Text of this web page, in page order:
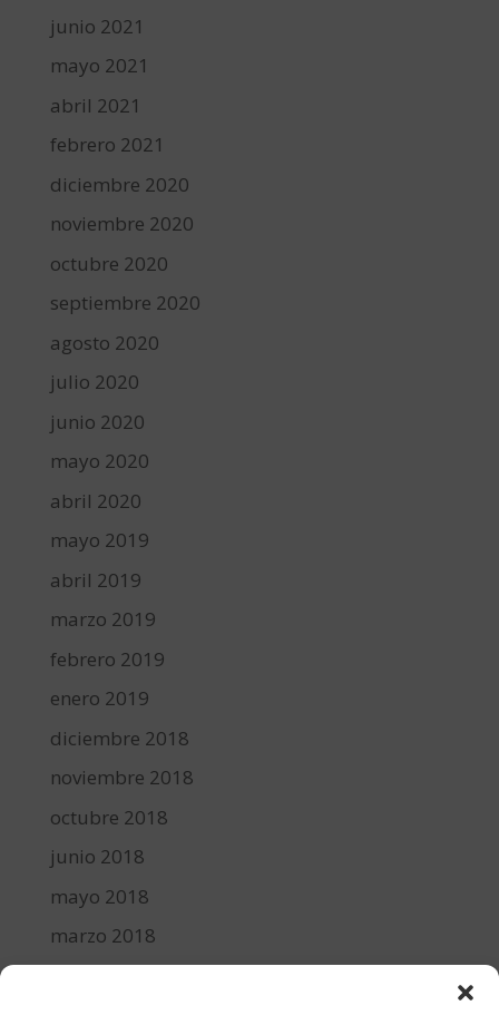
junio 2021
mayo 2021
abril 2021
febrero 2021
diciembre 2020
noviembre 2020
octubre 2020
septiembre 2020
agosto 2020
julio 2020
junio 2020
mayo 2020
abril 2020
mayo 2019
abril 2019
marzo 2019
febrero 2019
enero 2019
diciembre 2018
noviembre 2018
octubre 2018
junio 2018
mayo 2018
marzo 2018